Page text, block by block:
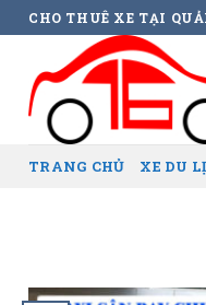
CHO THUÊ XE TẠI
TRANG CHỦ XE DU